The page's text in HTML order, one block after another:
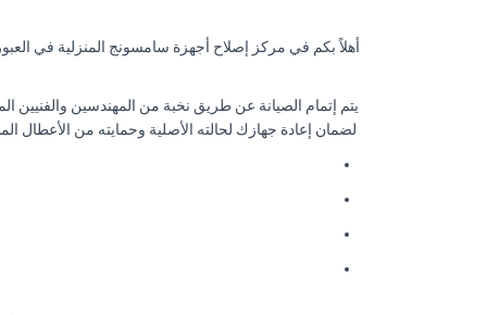
أهلاً بكم في مركز إصلاح أجهزة سامسونج المنزلية في
يتم إتمام الصيانة عن طريق نخبة من المهندسين والفنيين
لضمان إعادة جهازك لحالته الأصلية وحمايته من الأعطال